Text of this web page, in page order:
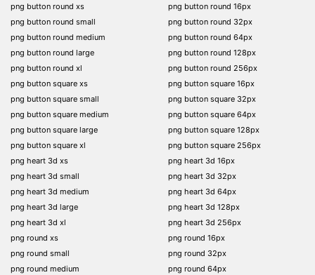
png button round xs
png button round small
png button round medium
png button round large
png button round xl
png button square xs
png button square small
png button square medium
png button square large
png button square xl
png heart 3d xs
png heart 3d small
png heart 3d medium
png heart 3d large
png heart 3d xl
png round xs
png round small
png round medium
png button round 16px
png button round 32px
png button round 64px
png button round 128px
png button round 256px
png button square 16px
png button square 32px
png button square 64px
png button square 128px
png button square 256px
png heart 3d 16px
png heart 3d 32px
png heart 3d 64px
png heart 3d 128px
png heart 3d 256px
png round 16px
png round 32px
png round 64px